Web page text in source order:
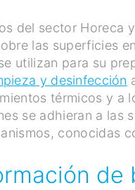
del sector Horeca
las superficies
utilizan para su
y desinfección
térmicos y a
se adhieran a
conocidas